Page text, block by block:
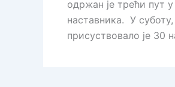
одржан је трећи пут
наставника. У
присуствовало је 30